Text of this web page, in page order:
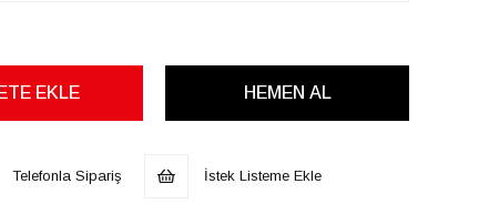
Telefonla Sipariş İstek Listeme Ekle